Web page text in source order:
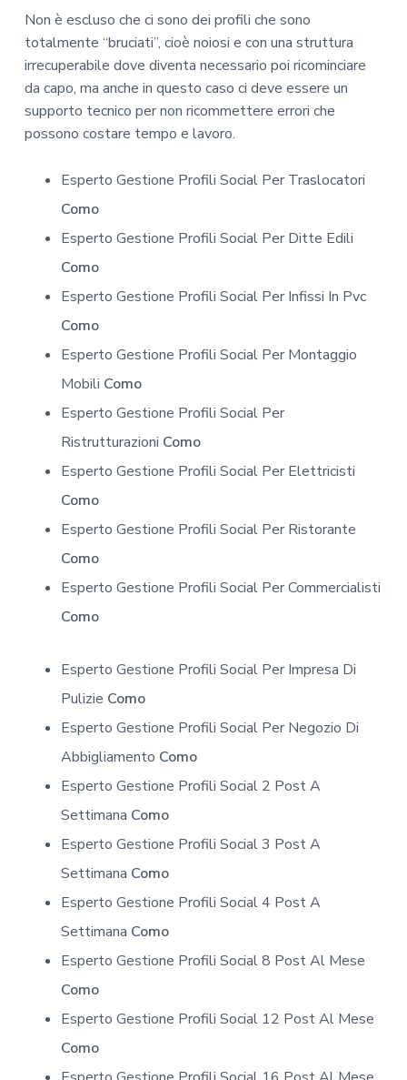
Non è escluso che ci sono dei profili che sono
totalmente “bruciati”, cioè noiosi e con una struttura
irrecuperabile dove diventa necessario poi ricominciare
da capo, ma anche in questo caso ci deve essere un
supporto tecnico per non ricommettere errori che
possono costare tempo e lavoro.
Esperto Gestione Profili Social Per Traslocatori
Como
Esperto Gestione Profili Social Per Ditte Edili
Como
Esperto Gestione Profili Social Per Infissi In Pvc
Como
Esperto Gestione Profili Social Per Montaggio
Mobili Como
Esperto Gestione Profili Social Per
Ristrutturazioni Como
Esperto Gestione Profili Social Per Elettricisti
Como
Esperto Gestione Profili Social Per Ristorante
Como
Esperto Gestione Profili Social Per Commercialisti
Como
Esperto Gestione Profili Social Per Impresa Di
Pulizie Como
Esperto Gestione Profili Social Per Negozio Di
Abbigliamento Como
Esperto Gestione Profili Social 2 Post A
Settimana Como
Esperto Gestione Profili Social 3 Post A
Settimana Como
Esperto Gestione Profili Social 4 Post A
Settimana Como
Esperto Gestione Profili Social 8 Post Al Mese
Como
Esperto Gestione Profili Social 12 Post Al Mese
Como